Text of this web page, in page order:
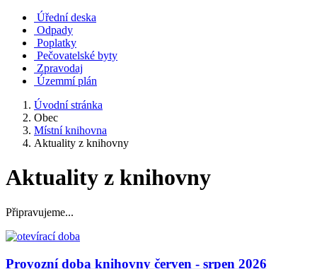
Úřední deska
Odpady
Poplatky
Pečovatelské byty
Zpravodaj
Územmí plán
Úvodní stránka
Obec
Místní knihovna
Aktuality z knihovny
Aktuality z knihovny
Připravujeme...
Provozní doba knihovny červen - srpen 2026